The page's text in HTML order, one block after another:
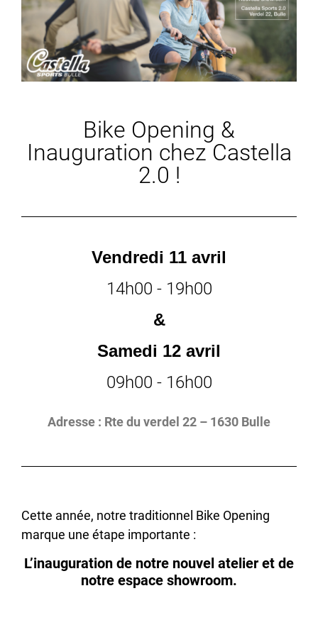
Bike Opening &
Inauguration chez Castella
2.0 !
Vendredi 11 avril
14h00 - 19h00
&
Samedi 12 avril
09h00 - 16h00
Adresse : Rte du verdel 22 – 1630 Bulle
Cette année, notre traditionnel Bike Opening
marque une étape importante :
L’inauguration de notre nouvel atelier et de
notre espace showroom.